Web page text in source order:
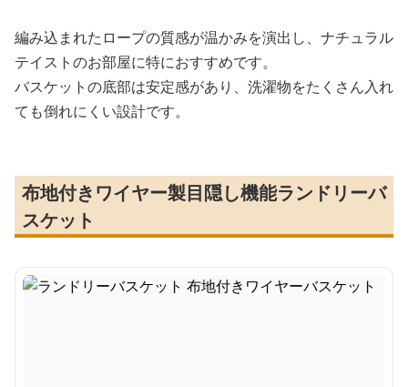
編み込まれたロープの質感が温かみを演出し、ナチュラル
テイストのお部屋に特におすすめです。
バスケットの底部は安定感があり、洗濯物をたくさん入れ
ても倒れにくい設計です。
布地付きワイヤー製目隠し機能ランドリーバ
スケット